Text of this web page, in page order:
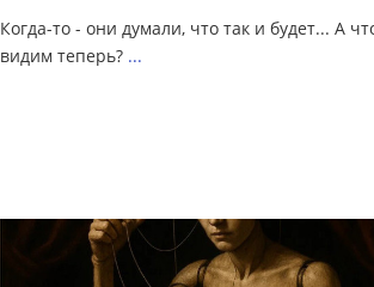
Когда-то - они думали, что так и будет... А
видим теперь? ...